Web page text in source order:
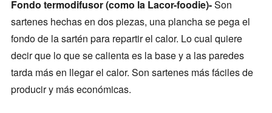
Fondo termodifusor (como la Lacor-foodie)-Son
sartenes hechas en dos piezas, una plancha se pega el
fondo de la sartén para repartir el calor. Lo cual quiere
decir que lo que se calienta es la base y a las paredes
tarda más en llegar el calor. Son sartenes más fáciles de
producir y más económicas.